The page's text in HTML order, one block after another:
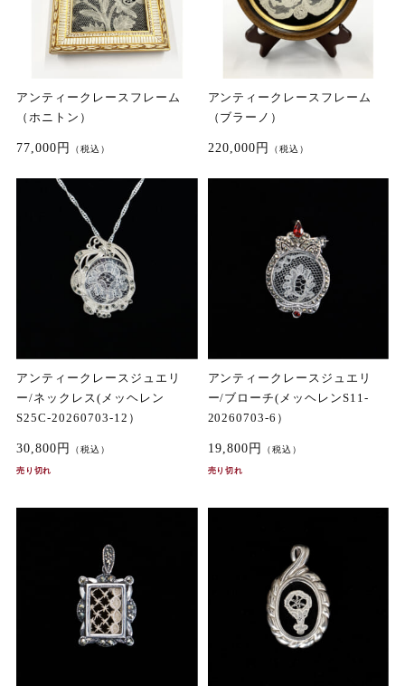
アンティークレースフレーム
（ホニトン）
77,000円 （税込）
アンティークレースフレーム
（ブラーノ）
220,000円 （税込）
アンティークレースジュエリ
ー/ネックレス(メッヘレン
S25C-20260703-12）
30,800円 （税込）
売り切れ
アンティークレースジュエリ
ー/ブローチ(メッヘレンS11-
20260703-6）
19,800円 （税込）
売り切れ